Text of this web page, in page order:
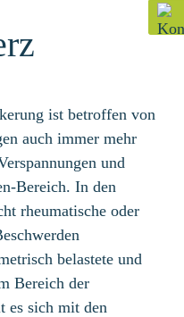
ist betroffen von
auch immer mehr
und
Bereich. In den
rheumatische oder
belastete und
Bereich der
es sich mit den